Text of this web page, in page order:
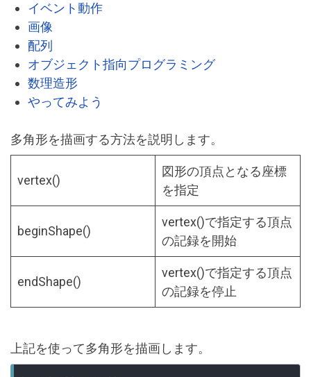
イベント動作
画像
配列
オブジェクト指向プログラミング
数理造形
やってみよう
多角形を描画する方法を説明します。
vertex()
図形の頂点となる座標
を指定
beginShape()
vertex()で指定する頂点
の記録を開始
endShape()
vertex()で指定する頂点
の記録を停止
上記を使って多角形を描画します。